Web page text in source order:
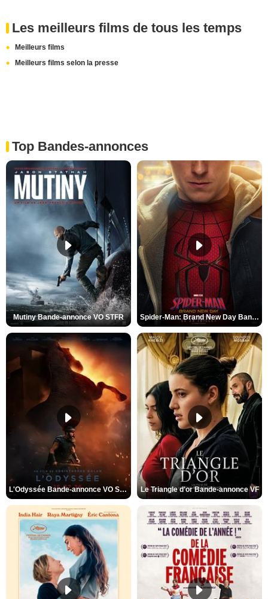
Les meilleurs films de tous les temps
Meilleurs films
Meilleurs films selon la presse
Top Bandes-annonces
Mutiny Bande-annonce VO STFR Spider-Man: Brand New Day Bande-annonce VO STFR
L'Odyssée Bande-annonce VO STFR Le Triangle d'or Bande-annonce VF